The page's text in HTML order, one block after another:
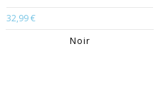
32,99 €
Noir